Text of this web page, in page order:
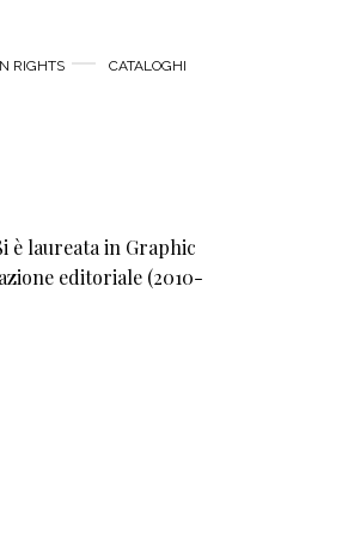
RIGHTS CATALOGHI
è laureata in Graphic
editoriale (2010-